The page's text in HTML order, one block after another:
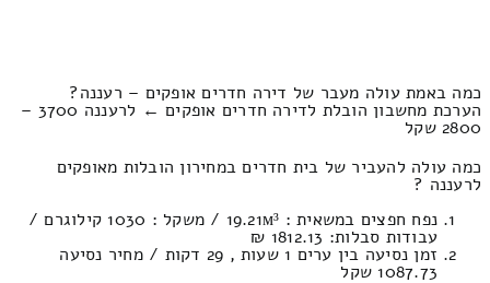
כמה באמת עולה מעבר של דירה חדרים אופקים – רעננה?
הערכת מחשבון הובלת לדירה חדרים אופקים ← לרעננה 3700 –
2800 שקל
כמה עולה להעביר של בית חדרים במחירון הובלות מאופקים
לרעננה ?
נפח חפצים במשאית : 19.21м³ / משקל : 1030 קילוגרם /
עבודות סבלות: 1812.13 ₪
זמן נסיעה בין ערים 1 שעות , 29 דקות / מחיר נסיעה
1087.73 שקל